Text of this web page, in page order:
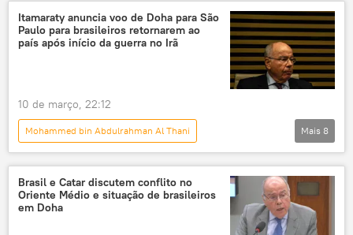
Hakan Fidan
Fuad Hussein
Estados Unidos
Oriente Médio
Ministério das Relações Exteriores
Itamaraty anuncia voo de Doha para São
Paulo para brasileiros retornarem ao
país após início da guerra no Irã
10 de março, 22:12
Mohammed bin Abdulrahman Al Thani
Notícias do Brasil
Mundo
Doha
São Paulo
Irã
Itamaraty
Brasil
Oriente Médio e África
Mais 8
Brasil e Catar discutem conflito no
Oriente Médio e situação de brasileiros
em Doha